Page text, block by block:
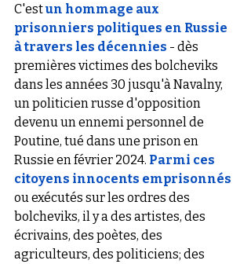
C'est un hommage aux
prisonniers politiques en Russie
à travers les décennies - dès
premières victimes des bolcheviks
dans les années 30 jusqu'à Navalny,
un politicien russe d'opposition
devenu un ennemi personnel de
Poutine, tué dans une prison en
Russie en février 2024. Parmi ces
citoyens innocents emprisonnés
ou exécutés sur les ordres des
bolcheviks, il y a des artistes, des
écrivains, des poètes, des
agriculteurs, des politiciens; des